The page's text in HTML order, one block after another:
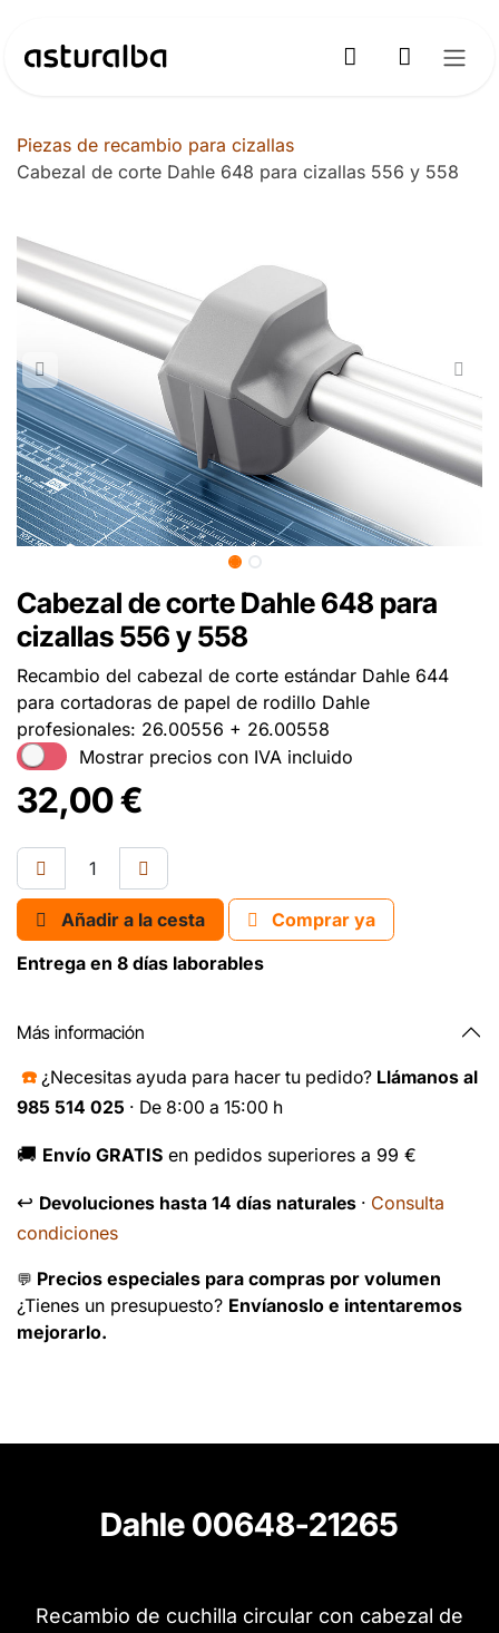
Piezas de recambio para cizallas
Cabezal de corte Dahle 648 para cizallas 556 y 558
Cabezal de corte Dahle 648 para
cizallas 556 y 558
Recambio del cabezal de corte estándar Dahle 644
para cortadoras de papel de rodillo Dahle
profesionales: 26.00556 + 26.00558
Mostrar precios con IVA incluido
32,00€
Añadir a la cesta
Comprar ya
Entrega en 8 días laborables
Más información
☎️ ¿Necesitas ayuda para hacer tu pedido? Llámanos al
985 514 025 · De 8:00 a 15:00 h
🚚 Envío GRATIS en pedidos superiores a 99 €
↩️ Devoluciones hasta 14 días naturales · Consulta
condiciones
💬 Precios especiales para compras por volumen
¿Tienes un presupuesto? Envíanoslo e intentaremos
mejorarlo.
Dahle 00648-21265
Recambio de cuchilla circular con cabezal de